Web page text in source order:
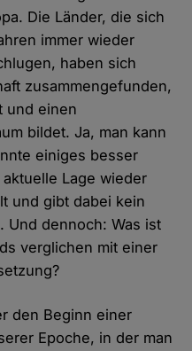
Die Länder, die sich
immer wieder
haben sich
zusammengefunden,
und einen
bildet. Ja, man kann
einiges besser
Lage wieder
und gibt dabei kein
Und dennoch: Was ist
verglichen mit einer
den Beginn einer
Epoche, in der man